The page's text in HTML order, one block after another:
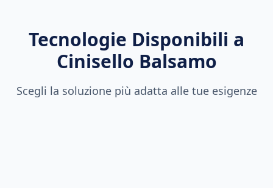
Tecnologie Disponibili a
Cinisello Balsamo
Scegli la soluzione più adatta alle tue esigenze